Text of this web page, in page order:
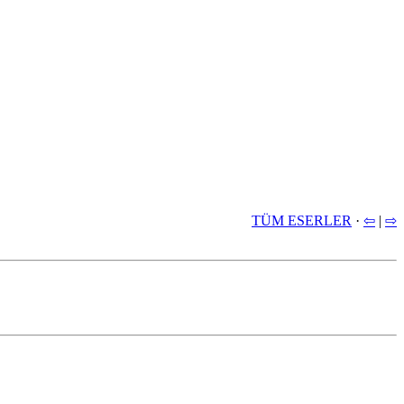
TÜM ESERLER · ⇦ | ⇨